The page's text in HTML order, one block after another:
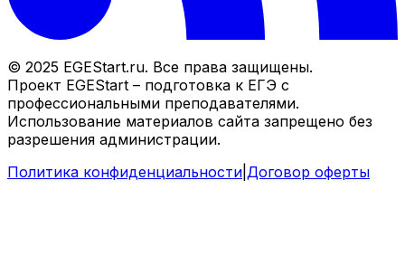
© 2025 EGEStart.ru. Все права защищены.
Проект EGEStart – подготовка к ЕГЭ с
профессиональными преподавателями.
Использование материалов сайта запрещено без
разрешения администрации.
Политика конфиденциальности Договор оферты